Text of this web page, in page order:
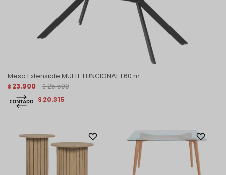
Mesa Extensible MULTI-FUNCIONAL 1.60 m
$ 23.900 $ 25.500
$ 20.315